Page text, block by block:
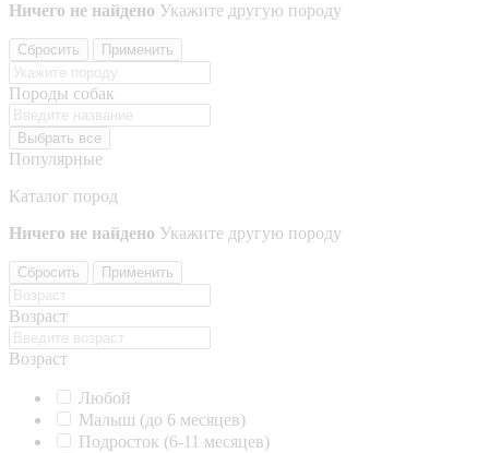
Ничего не найдено Укажите другую породу
Сбросить Применить
Породы собак
Выбрать все
Популярные
Каталог пород
Ничего не найдено Укажите другую породу
Сбросить Применить
Возраст
Возраст
Любой
Малыш (до 6 месяцев)
Подросток (6-11 месяцев)